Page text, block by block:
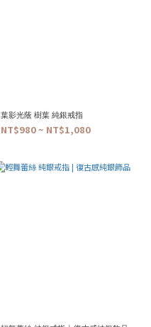
葉影光蔭 樹葉 純銀戒指
NT$980 ~ NT$1,080